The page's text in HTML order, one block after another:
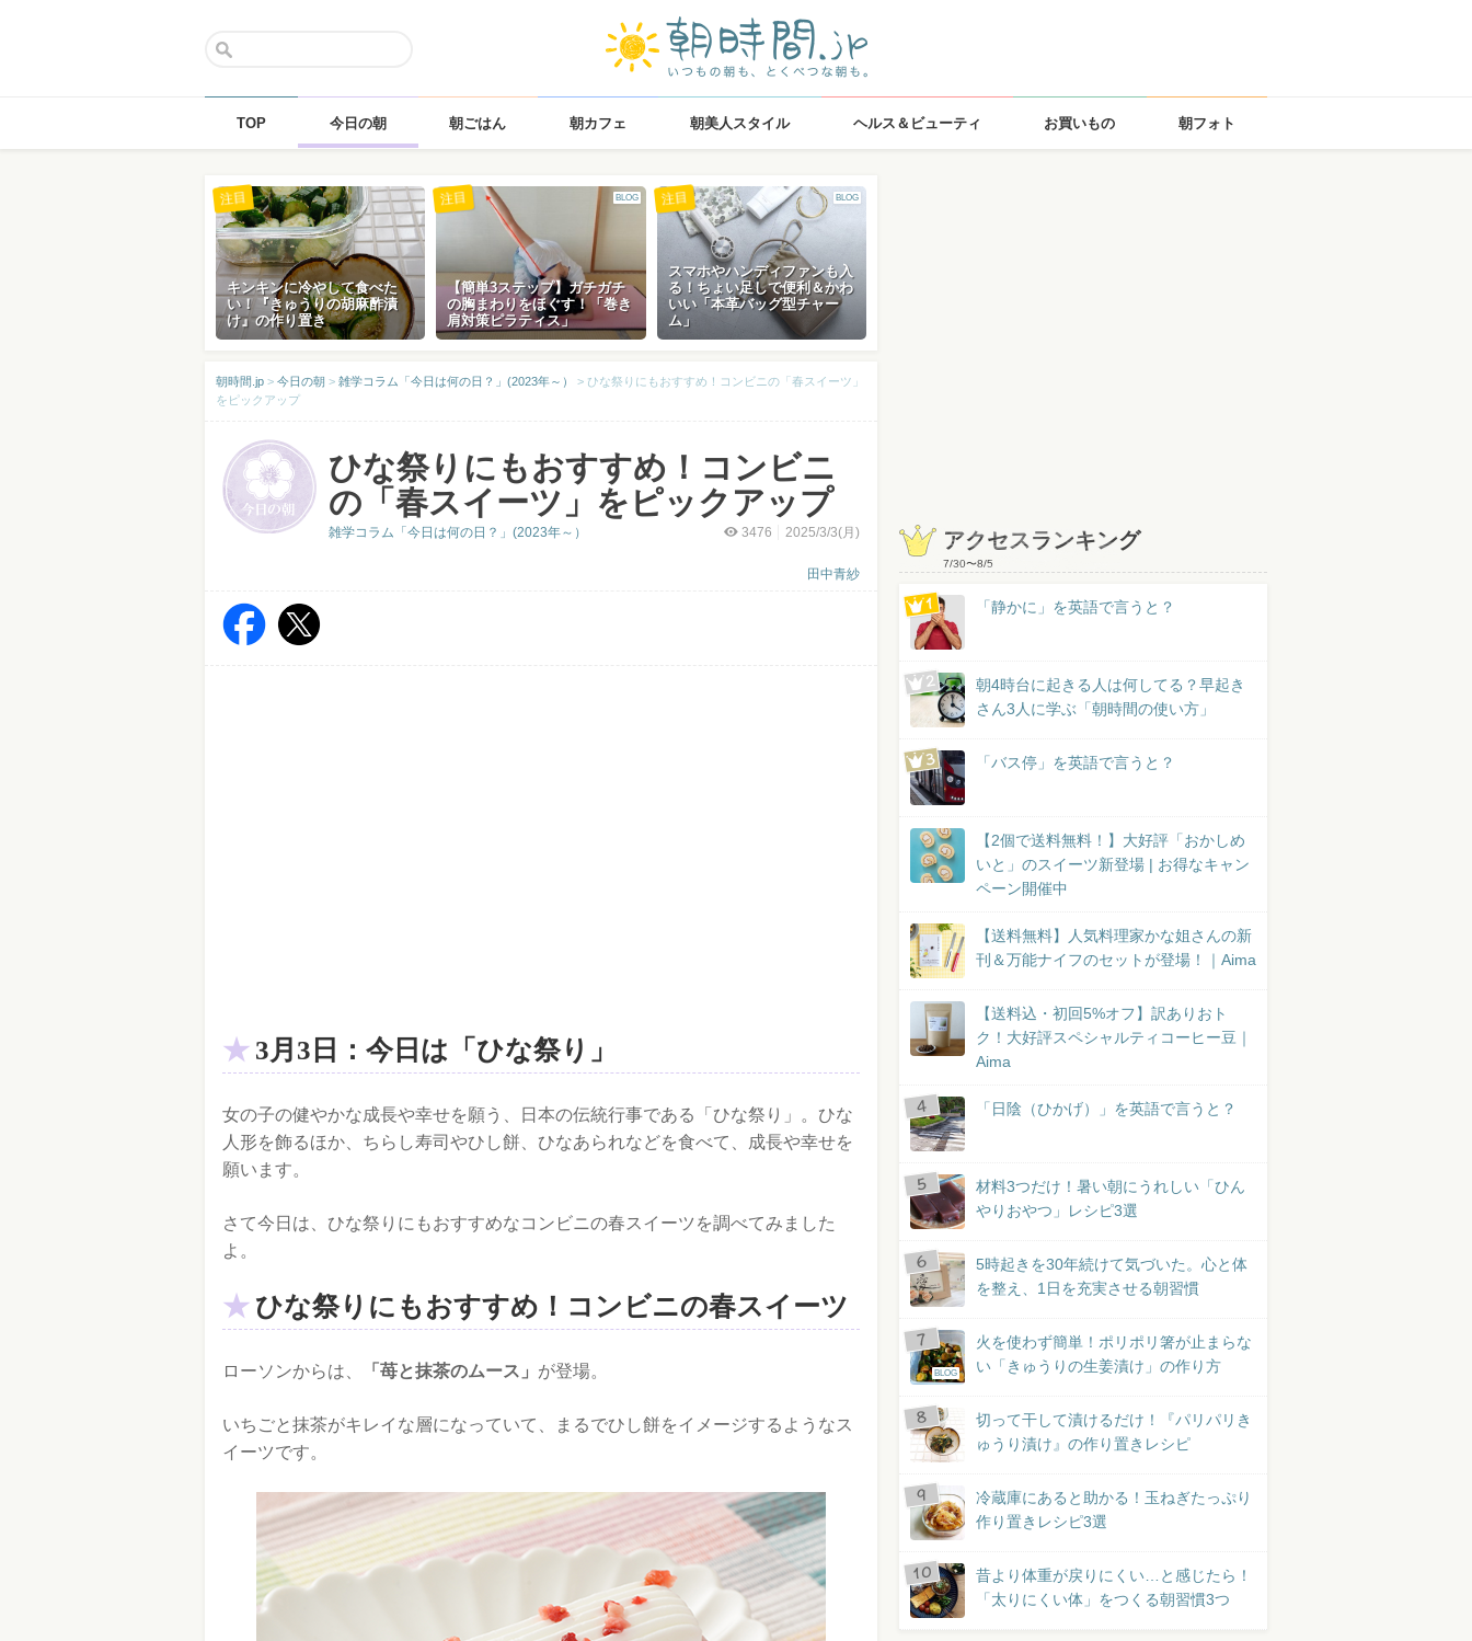
TOP 今日の朝 朝ごはん 朝カフェ 朝美人スタイル ヘルス＆ビューティ お買いもの 朝フォト
キンキンに冷やして食べた
い！『きゅうりの胡麻酢漬
け』の作り置き
注目 BLOG
【簡単3ステップ】ガチガチ
の胸まわりをほぐす！「巻き
肩対策ピラティス」
注目 BLOG
スマホやハンディファンも入
る！ちょい足しで便利＆かわ
いい「本革バッグ型チャー
ム」
注目
朝時間.jp > 今日の朝 > 雑学コラム「今日は何の日？」(2023年～） > ひな祭りにもおすすめ！コンビニの「春スイーツ」
をピックアップ
ひな祭りにもおすすめ！コンビニ
の「春スイーツ」をピックアップ
3476 2025/3/3(月)
田中青紗
雑学コラム「今日は何の日？」(2023年～）
3月3日：今日は「ひな祭り」
女の子の健やかな成長や幸せを願う、日本の伝統行事である「ひな祭り」。ひな
人形を飾るほか、ちらし寿司やひし餅、ひなあられなどを食べて、成長や幸せを
願います。
さて今日は、ひな祭りにもおすすめなコンビニの春スイーツを調べてみました
よ。
ひな祭りにもおすすめ！コンビニの春スイーツ
ローソンからは、 「苺と抹茶のムース」 が登場。
いちごと抹茶がキレイな層になっていて、まるでひし餅をイメージするようなス
イーツです。
アクセスランキング
7/30〜8/5
「静かに」を英語で言うと？
朝4時台に起きる人は何してる？早起き
さん3人に学ぶ「朝時間の使い方」
「バス停」を英語で言うと？
【2個で送料無料！】大好評「おかしめ
いと」のスイーツ新登場 | お得なキャン
ペーン開催中
【送料無料】人気料理家かな姐さんの新
刊＆万能ナイフのセットが登場！｜Aima
【送料込・初回5%オフ】訳ありおト
ク！大好評スペシャルティコーヒー豆｜
Aima
「日陰（ひかげ）」を英語で言うと？
材料3つだけ！暑い朝にうれしい「ひん
やりおやつ」レシピ3選
5時起きを30年続けて気づいた。心と体
を整え、1日を充実させる朝習慣
BLOG
火を使わず簡単！ポリポリ箸が止まらな
い「きゅうりの生姜漬け」の作り方
切って干して漬けるだけ！『パリパリき
ゅうり漬け』の作り置きレシピ
冷蔵庫にあると助かる！玉ねぎたっぷり
作り置きレシピ3選
昔より体重が戻りにくい…と感じたら！
「太りにくい体」をつくる朝習慣3つ